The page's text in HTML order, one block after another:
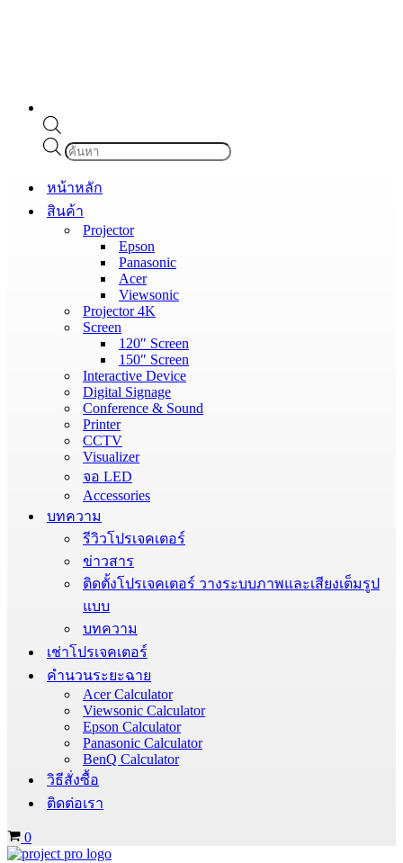
Products
search
หน้าหลัก
สินค้า
Projector
Epson
Panasonic
Acer
Viewsonic
Projector 4K
Screen
120″ Screen
150″ Screen
Interactive Device
Digital Signage
Conference & Sound
Printer
CCTV
Visualizer
จอ LED
Accessories
บทความ
รีวิวโปรเจคเตอร์
ข่าวสาร
ติดตั้งโปรเจคเตอร์ วางระบบภาพและเสียงเต็มรูป
แบบ
บทความ
เช่าโปรเจคเตอร์
คำนวนระยะฉาย
Acer Calculator
Viewsonic Calculator
Epson Calculator
Panasonic Calculator
BenQ Calculator
วิธีสั่งซื้อ
ติดต่อเรา
Cart
0